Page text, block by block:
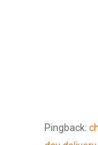
Pingback: